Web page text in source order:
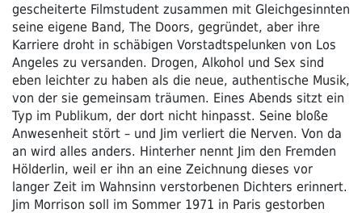
gescheiterte Filmstudent zusammen mit Gleichgesinnten
seine eigene Band, The Doors, gegründet, aber ihre
Karriere droht in schäbigen Vorstadtspelunken von Los
Angeles zu versanden. Drogen, Alkohol und Sex sind
eben leichter zu haben als die neue, authentische Musik,
von der sie gemeinsam träumen. Eines Abends sitzt ein
Typ im Publikum, der dort nicht hinpasst. Seine bloße
Anwesenheit stört – und Jim verliert die Nerven. Von da
an wird alles anders. Hinterher nennt Jim den Fremden
Hölderlin, weil er ihn an eine Zeichnung dieses vor
langer Zeit im Wahnsinn verstorbenen Dichters erinnert.
Jim Morrison soll im Sommer 1971 in Paris gestorben